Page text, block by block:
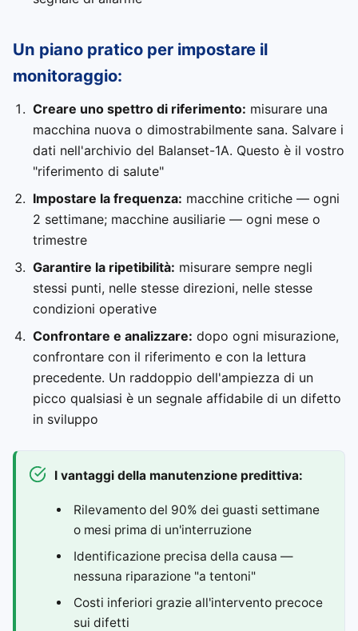
Un piano pratico per impostare il
monitoraggio:
Creare uno spettro di riferimento: misurare una
macchina nuova o dimostrabilmente sana. Salvare i
dati nell'archivio del Balanset-1A. Questo è il vostro
"riferimento di salute"
Impostare la frequenza: macchine critiche — ogni
2 settimane; macchine ausiliarie — ogni mese o
trimestre
Garantire la ripetibilità: misurare sempre negli
stessi punti, nelle stesse direzioni, nelle stesse
condizioni operative
Confrontare e analizzare: dopo ogni misurazione,
confrontare con il riferimento e con la lettura
precedente. Un raddoppio dell'ampiezza di un
picco qualsiasi è un segnale affidabile di un difetto
in sviluppo
I vantaggi della manutenzione predittiva:
Rilevamento del 90% dei guasti settimane
o mesi prima di un'interruzione
Identificazione precisa della causa —
nessuna riparazione "a tentoni"
Costi inferiori grazie all'intervento precoce
sui difetti